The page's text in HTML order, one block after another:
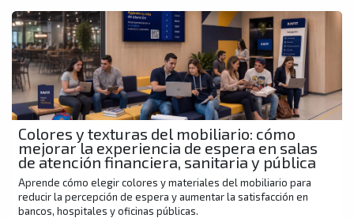
Colores y texturas del mobiliario: cómo
mejorar la experiencia de espera en salas
de atención financiera, sanitaria y pública
Aprende cómo elegir colores y materiales del mobiliario para
reducir la percepción de espera y aumentar la satisfacción en
bancos, hospitales y oficinas públicas.